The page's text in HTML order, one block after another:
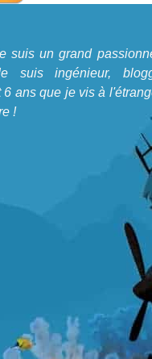
grand passionné de
ingénieur, bloggeur,
6 ans que je vis à
temps libre !
suis un grand
suis ingénieur,
ans que je vis à
!